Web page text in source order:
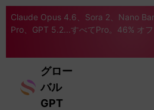
Claude Opus 4.6、Sora 2、Nano
Pro、GPT 5.2...すべてPro。46% オフ
グロー
バル
GPT